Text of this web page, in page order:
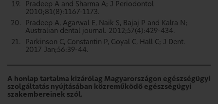
Pradeep A and Sharma A; J Periodontol
2010;81(8):1167-1173.
Pradeep A, Agarwal E, Naik S, Bajaj P and Kalra N;
Australian dental journal. 2012;57(4):429-434.
Parkinson C, Constantin P, Goyal C, Hall C; J Dent.
2017 Jan;56:39-44.
A honlap tartalma kizárólag Magyarországon egészségügyi
szolgáltatás nyújtásában közreműködő egészségügyi
szakembereinek szól.